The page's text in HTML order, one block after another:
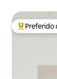
Entre os
Preferido